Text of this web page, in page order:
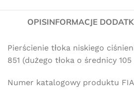
OPISINFORMACJE
Pierścienie tłoka niskiego
851 (dużego tłoka o średnicy 105
Numer katalogowy produktu